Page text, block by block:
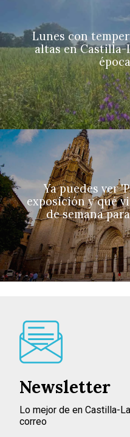
Lunes con
altas en Castilla-
Ya puedes ver
exposición y qué
de semana
Newsletter
Lo mejor de en Castilla-
correo